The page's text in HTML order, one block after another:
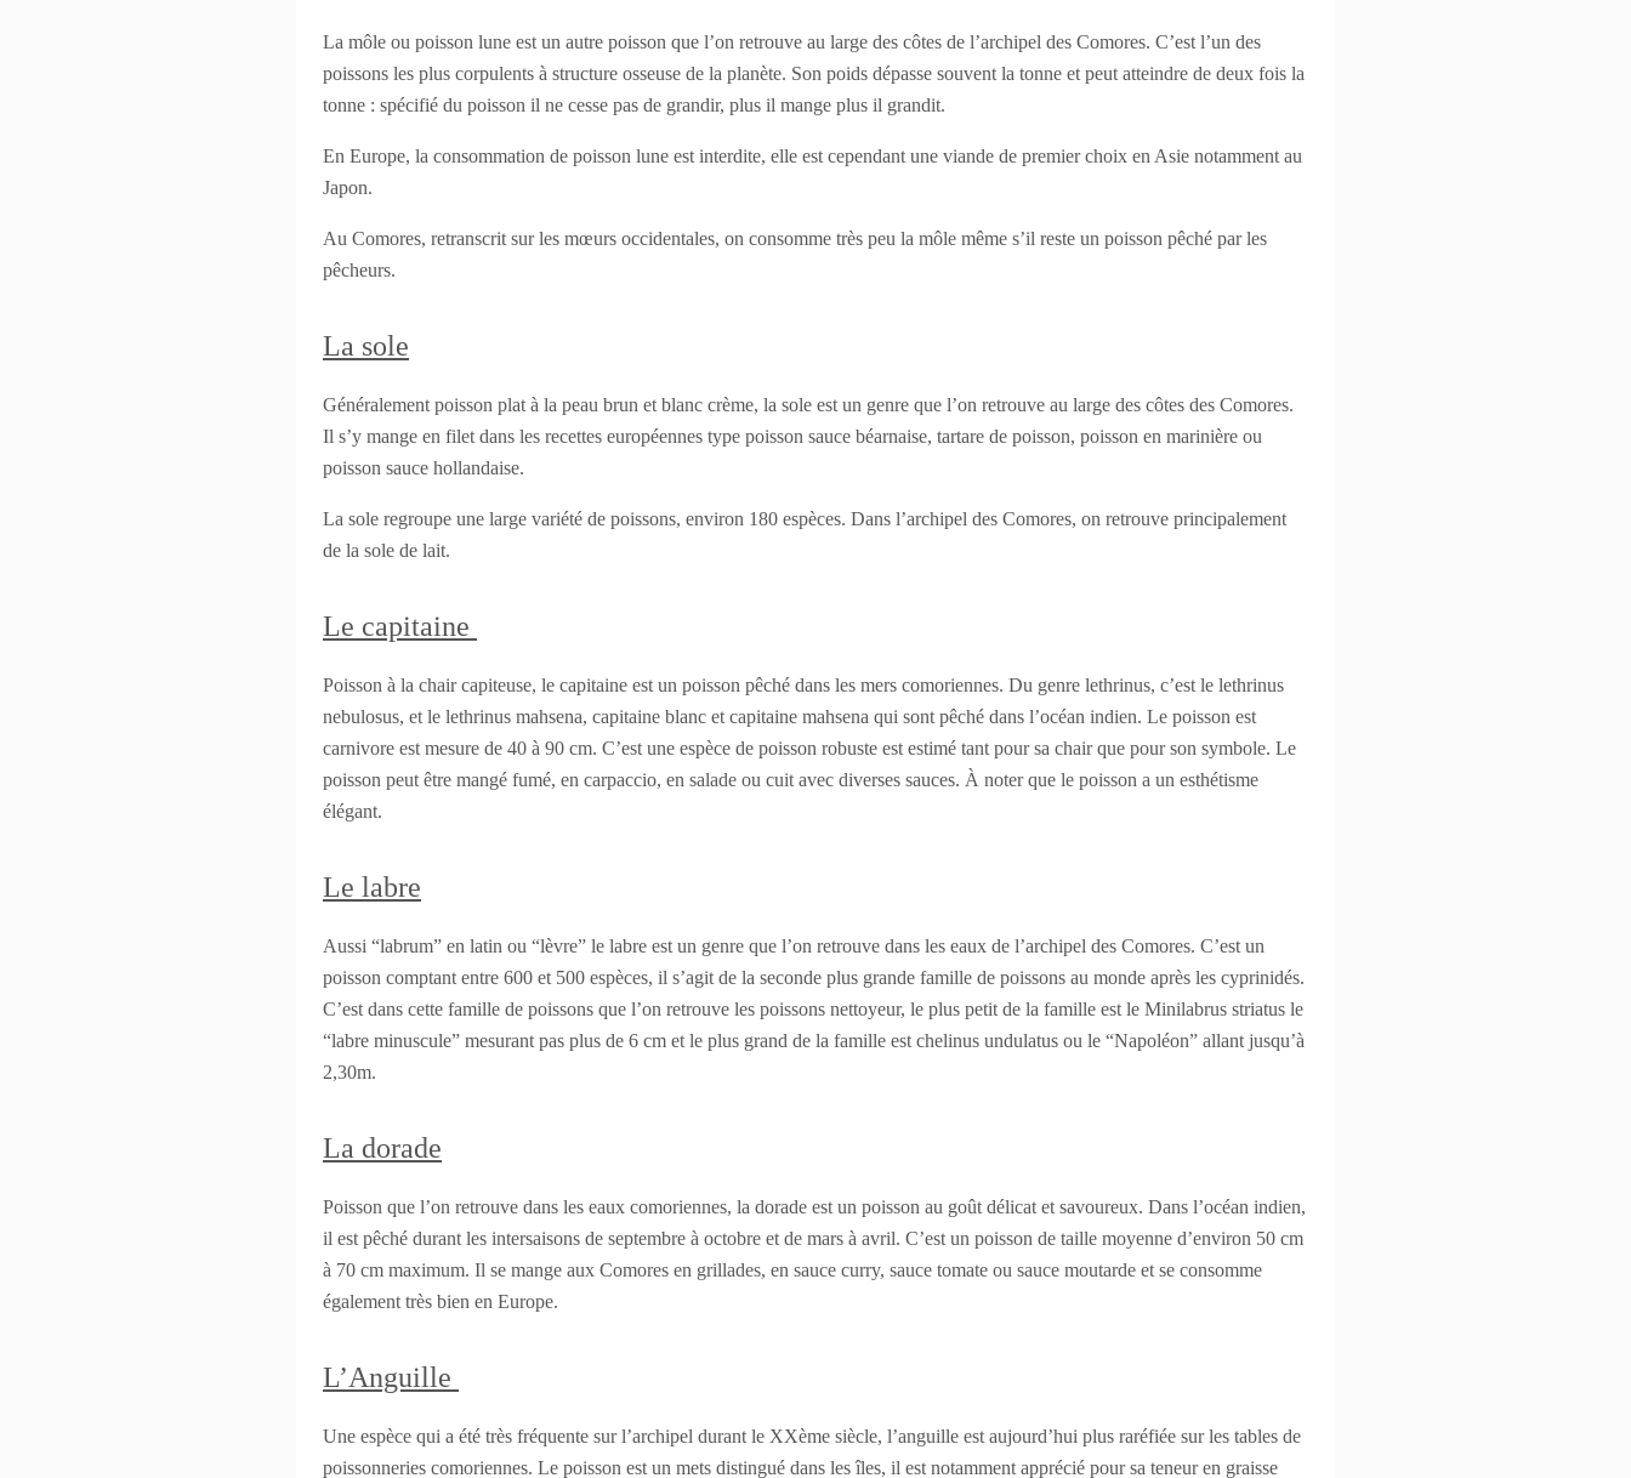
La môle ou poisson lune est un autre poisson que l’on retrouve au large des côtes de l’archipel des Comores. C’est l’un des
poissons les plus corpulents à structure osseuse de la planète. Son poids dépasse souvent la tonne et peut atteindre de deux fois la
tonne : spécifié du poisson il ne cesse pas de grandir, plus il mange plus il grandit.
En Europe, la consommation de poisson lune est interdite, elle est cependant une viande de premier choix en Asie notamment au
Japon.
Au Comores, retranscrit sur les mœurs occidentales, on consomme très peu la môle même s’il reste un poisson pêché par les
pêcheurs.
La sole
Généralement poisson plat à la peau brun et blanc crème, la sole est un genre que l’on retrouve au large des côtes des Comores.
Il s’y mange en filet dans les recettes européennes type poisson sauce béarnaise, tartare de poisson, poisson en marinière ou
poisson sauce hollandaise.
La sole regroupe une large variété de poissons, environ 180 espèces. Dans l’archipel des Comores, on retrouve principalement
de la sole de lait.
Le capitaine
Poisson à la chair capiteuse, le capitaine est un poisson pêché dans les mers comoriennes. Du genre lethrinus, c’est le lethrinus
nebulosus, et le lethrinus mahsena, capitaine blanc et capitaine mahsena qui sont pêché dans l’océan indien. Le poisson est
carnivore est mesure de 40 à 90 cm. C’est une espèce de poisson robuste est estimé tant pour sa chair que pour son symbole. Le
poisson peut être mangé fumé, en carpaccio, en salade ou cuit avec diverses sauces. À noter que le poisson a un esthétisme
élégant.
Le labre
Aussi “labrum” en latin ou “lèvre” le labre est un genre que l’on retrouve dans les eaux de l’archipel des Comores. C’est un
poisson comptant entre 600 et 500 espèces, il s’agit de la seconde plus grande famille de poissons au monde après les cyprinidés.
C’est dans cette famille de poissons que l’on retrouve les poissons nettoyeur, le plus petit de la famille est le Minilabrus striatus le
“labre minuscule” mesurant pas plus de 6 cm et le plus grand de la famille est chelinus undulatus ou le “Napoléon” allant jusqu’à
2,30m.
La dorade
Poisson que l’on retrouve dans les eaux comoriennes, la dorade est un poisson au goût délicat et savoureux. Dans l’océan indien,
il est pêché durant les intersaisons de septembre à octobre et de mars à avril. C’est un poisson de taille moyenne d’environ 50 cm
à 70 cm maximum. Il se mange aux Comores en grillades, en sauce curry, sauce tomate ou sauce moutarde et se consomme
également très bien en Europe.
L’Anguille
Une espèce qui a été très fréquente sur l’archipel durant le XXème siècle, l’anguille est aujourd’hui plus raréfiée sur les tables de
poissonneries comoriennes. Le poisson est un mets distingué dans les îles, il est notamment apprécié pour sa teneur en graisse